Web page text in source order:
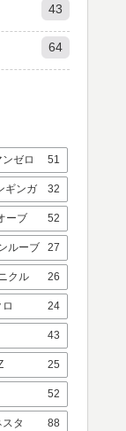
43
64
ゼロ 51
ギンガ 32
ーブ 52
ルーブ 27
クル 26
24
43
25
52
タ 88